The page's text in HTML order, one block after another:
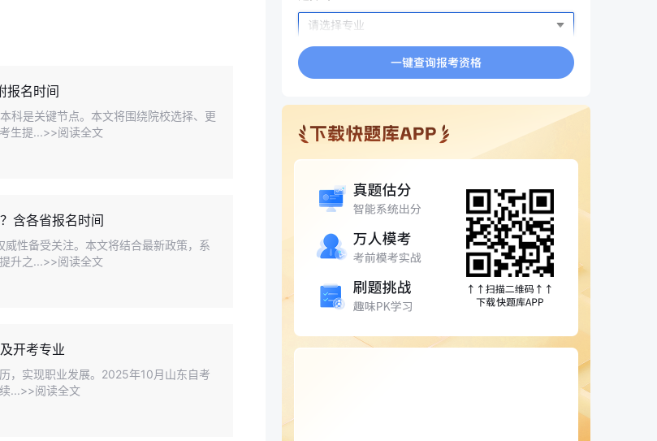
报名时间
科是关键节点。本文将围绕院校选择、更
生提...>>阅读全文
含各省报名时间
性备受关注。本文将结合最新政策，系
升之...>>阅读全文
开考专业
，实现职业发展。2025年10月山东自考
...>>阅读全文